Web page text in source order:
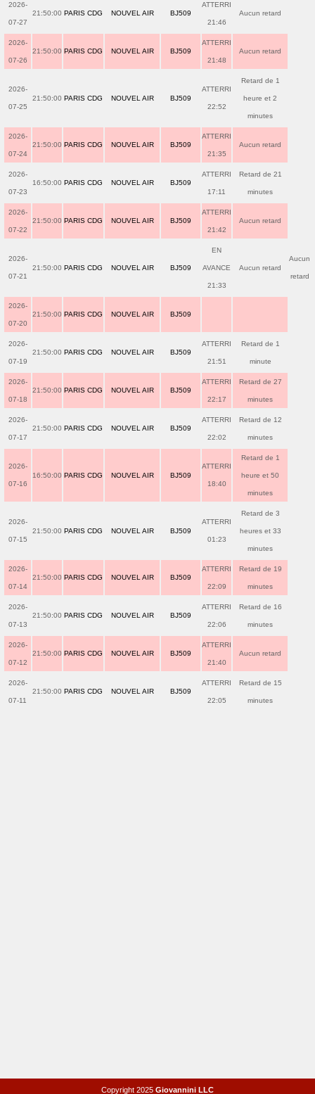
2026-
07-27
21:50:00 PARIS CDG NOUVEL AIR BJ509
ATTERRI
21:46
Aucun retard
2026-
07-26
21:50:00 PARIS CDG NOUVEL AIR BJ509
ATTERRI
21:48
Aucun retard
2026-
07-25
21:50:00 PARIS CDG NOUVEL AIR BJ509
ATTERRI
22:52
Retard de 1
heure et 2
minutes
2026-
07-24
21:50:00 PARIS CDG NOUVEL AIR BJ509
ATTERRI
21:35
Aucun retard
2026-
07-23
16:50:00 PARIS CDG NOUVEL AIR BJ509
ATTERRI
17:11
Retard de 21
minutes
2026-
07-22
21:50:00 PARIS CDG NOUVEL AIR BJ509
ATTERRI
21:42
Aucun retard
2026-
07-21
21:50:00 PARIS CDG NOUVEL AIR BJ509
EN
AVANCE
21:33
Aucun retard
Aucun
retard
2026-
07-20
21:50:00 PARIS CDG NOUVEL AIR BJ509
2026-
07-19
21:50:00 PARIS CDG NOUVEL AIR BJ509
ATTERRI
21:51
Retard de 1
minute
2026-
07-18
21:50:00 PARIS CDG NOUVEL AIR BJ509
ATTERRI
22:17
Retard de 27
minutes
2026-
07-17
21:50:00 PARIS CDG NOUVEL AIR BJ509
ATTERRI
22:02
Retard de 12
minutes
2026-
07-16
16:50:00 PARIS CDG NOUVEL AIR BJ509
ATTERRI
18:40
Retard de 1
heure et 50
minutes
2026-
07-15
21:50:00 PARIS CDG NOUVEL AIR BJ509
ATTERRI
01:23
Retard de 3
heures et 33
minutes
2026-
07-14
21:50:00 PARIS CDG NOUVEL AIR BJ509
ATTERRI
22:09
Retard de 19
minutes
2026-
07-13
21:50:00 PARIS CDG NOUVEL AIR BJ509
ATTERRI
22:06
Retard de 16
minutes
2026-
07-12
21:50:00 PARIS CDG NOUVEL AIR BJ509
ATTERRI
21:40
Aucun retard
2026-
07-11
21:50:00 PARIS CDG NOUVEL AIR BJ509
ATTERRI
22:05
Retard de 15
minutes
Copyright 2025 Giovannini LLC